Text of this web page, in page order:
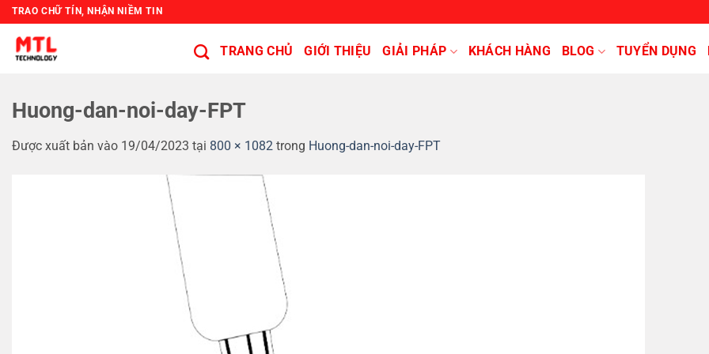
Bỏ
qua
nội
TRAO CHỮ TÍN, NHẬN NIỀM TIN
TRANG CHỦ GIỚI THIỆU GIẢI PHÁP KHÁCH HÀNG BLOG TUYỂN DỤNG
Huong-dan-noi-day-FPT
Được xuất bản vào 19/04/2023 tại 800 × 1082 trong Huong-dan-noi-day-FPT